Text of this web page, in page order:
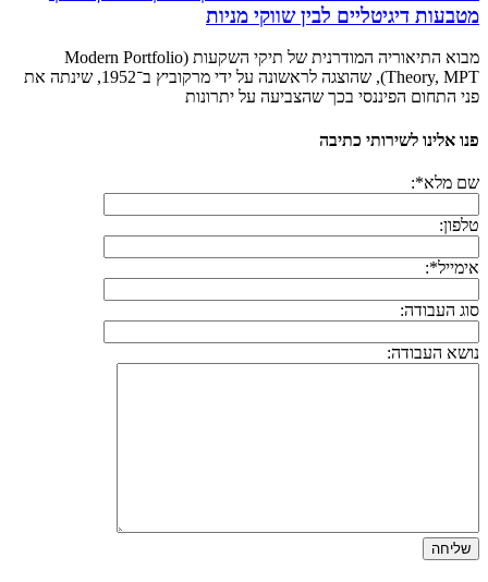
מטבעות דיגיטליים לבין שווקי מניות
מבוא התיאוריה המודרנית של תיקי השקעות (Modern Portfolio
Theory, MPT), שהוצגה לראשונה על ידי מרקוביץ ב־1952, שינתה את
פני התחום הפיננסי בכך שהצביעה על יתרונות
פנו אלינו לשירותי כתיבה
שם מלא*:
טלפון:
אימייל*:
סוג העבודה:
נושא העבודה: